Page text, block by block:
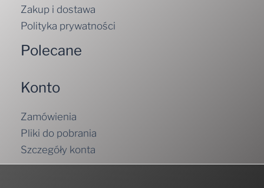
Polityka prywatności
Polecane
Pliki do pobrania
Szczegóły konta